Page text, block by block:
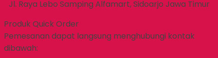
Jl. Raya Lebo Samping Alfamart, Sidoarjo Jawa Timur
Produk Quick Order
Pemesanan dapat langsung menghubungi kontak
dibawah: